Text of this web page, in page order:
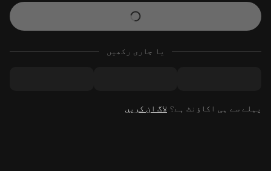
یا جاری رکھیں
پہلے سے ہی اکاؤنٹ ہے؟ لاگ ان کریں